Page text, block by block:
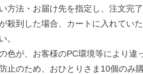
方法・お届け先を指定し、注文完
が殺到した場合、カートに入れてい
。
色が、お客様のPC環境等により違
止のため、おひとりさま10個のみ